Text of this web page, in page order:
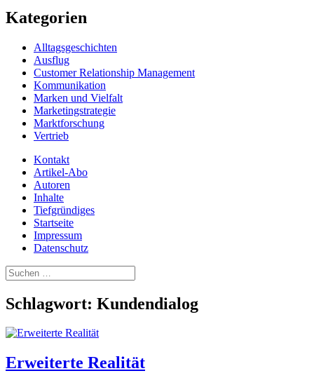
Kategorien
Alltagsgeschichten
Ausflug
Customer Relationship Management
Kommunikation
Marken und Vielfalt
Marketingstrategie
Marktforschung
Vertrieb
Kontakt
Artikel-Abo
Autoren
Inhalte
Tiefgründiges
Startseite
Impressum
Datenschutz
Suchen
nach:
Schlagwort: Kundendialog
Erweiterte Realität